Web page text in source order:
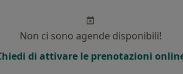
Non ci sono agende disponibili!
di attivare le prenotazioni